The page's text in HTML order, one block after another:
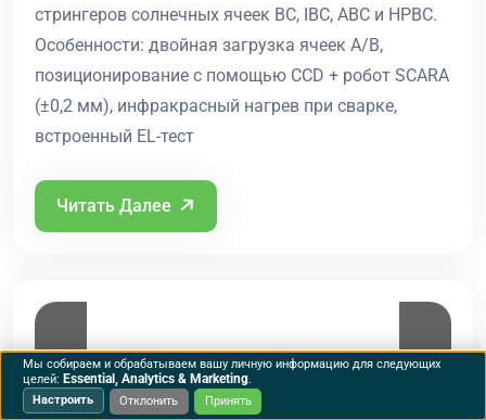
стрингеров солнечных ячеек BC, IBC, ABC и HPBC.
Особенности: двойная загрузка ячеек A/B,
позиционирование с помощью CCD + робот SCARA
(±0,2 мм), инфракрасный нагрев при сварке,
встроенный EL-тест
Читать Далее
Мы собираем и обрабатываем вашу личную информацию для следующих
целей: Essential, Analytics & Marketing.
Настроить
Отклонить Принять